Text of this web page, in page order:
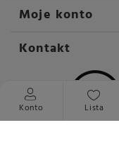
Moje konto
Kontakt
Konto Lista